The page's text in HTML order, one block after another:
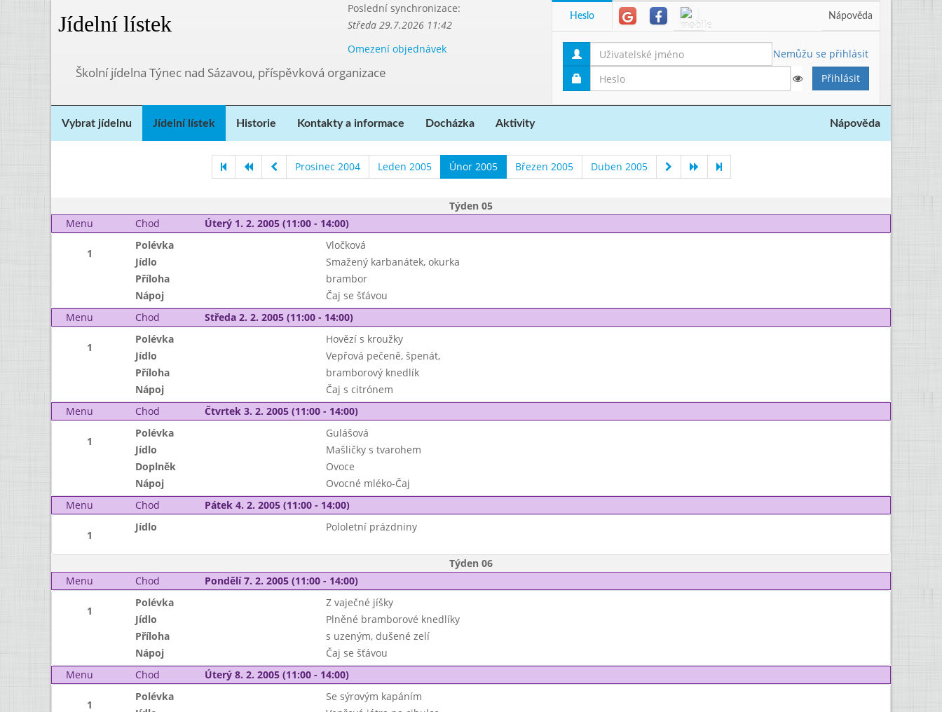
Jídelní lístek
Poslední synchronizace:
Středa 29.7.2026 11:42
Omezení objednávek
Školní jídelna Týnec nad Sázavou, příspěvková organizace
Heslo Nápověda
Nemůžu se přihlásit
Vybrat jídelnu Jídelní lístek Historie Kontakty a informace Docházka Aktivity Nápověda
Prosinec 2004 Leden 2005 Únor 2005 Březen 2005 Duben 2005
Týden 05
Menu
Chod Úterý 1. 2. 2005 (11:00 - 14:00)
1
Polévka
Vločková
Jídlo
Smažený karbanátek, okurka
Příloha
brambor
Nápoj
Čaj se šťávou
Menu
Chod Středa 2. 2. 2005 (11:00 - 14:00)
1
Polévka
Hovězí s kroužky
Jídlo
Vepřová pečeně, špenát,
Příloha
bramborový knedlík
Nápoj
Čaj s citrónem
Menu
Chod Čtvrtek 3. 2. 2005 (11:00 - 14:00)
1
Polévka
Gulášová
Jídlo
Mašličky s tvarohem
Doplněk
Ovoce
Nápoj
Ovocné mléko-Čaj
Menu
Chod Pátek 4. 2. 2005 (11:00 - 14:00)
1
Jídlo Pololetní prázdniny
Týden 06
Menu
Chod Pondělí 7. 2. 2005 (11:00 - 14:00)
1
Polévka
Z vaječné jíšky
Jídlo
Plněné bramborové knedlíky
Příloha
s uzeným, dušené zelí
Nápoj
Čaj se šťávou
Menu
Chod Úterý 8. 2. 2005 (11:00 - 14:00)
1
Polévka
Se sýrovým kapáním